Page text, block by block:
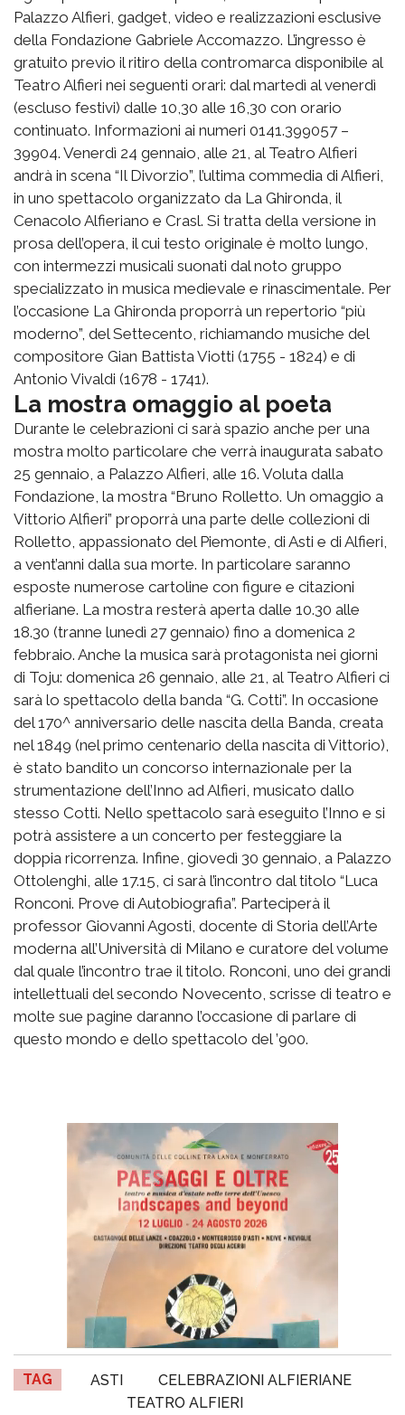
Palazzo Alfieri, gadget, video e realizzazioni esclusive
della Fondazione Gabriele Accomazzo. L’ingresso è
gratuito previo il ritiro della contromarca disponibile al
Teatro Alfieri nei seguenti orari: dal martedì al venerdì
(escluso festivi) dalle 10,30 alle 16,30 con orario
continuato. Informazioni ai numeri 0141.399057 –
39904. Venerdì 24 gennaio, alle 21, al Teatro Alfieri
andrà in scena “Il Divorzio”, l’ultima commedia di Alfieri,
in uno spettacolo organizzato da La Ghironda, il
Cenacolo Alfieriano e Crasl. Si tratta della versione in
prosa dell’opera, il cui testo originale è molto lungo,
con intermezzi musicali suonati dal noto gruppo
specializzato in musica medievale e rinascimentale. Per
l’occasione La Ghironda proporrà un repertorio “più
moderno”, del Settecento, richiamando musiche del
compositore Gian Battista Viotti (1755 - 1824) e di
Antonio Vivaldi (1678 - 1741).
La mostra omaggio al poeta
Durante le celebrazioni ci sarà spazio anche per una
mostra molto particolare che verrà inaugurata sabato
25 gennaio, a Palazzo Alfieri, alle 16. Voluta dalla
Fondazione, la mostra “Bruno Rolletto. Un omaggio a
Vittorio Alfieri” proporrà una parte delle collezioni di
Rolletto, appassionato del Piemonte, di Asti e di Alfieri,
a vent’anni dalla sua morte. In particolare saranno
esposte numerose cartoline con figure e citazioni
alfieriane. La mostra resterà aperta dalle 10.30 alle
18.30 (tranne lunedì 27 gennaio) fino a domenica 2
febbraio. Anche la musica sarà protagonista nei giorni
di Toju: domenica 26 gennaio, alle 21, al Teatro Alfieri ci
sarà lo spettacolo della banda “G. Cotti”. In occasione
del 170^ anniversario delle nascita della Banda, creata
nel 1849 (nel primo centenario della nascita di Vittorio),
è stato bandito un concorso internazionale per la
strumentazione dell’Inno ad Alfieri, musicato dallo
stesso Cotti. Nello spettacolo sarà eseguito l’Inno e si
potrà assistere a un concerto per festeggiare la
doppia ricorrenza. Infine, giovedì 30 gennaio, a Palazzo
Ottolenghi, alle 17.15, ci sarà l’incontro dal titolo “Luca
Ronconi. Prove di Autobiografia”. Parteciperà il
professor Giovanni Agosti, docente di Storia dell’Arte
moderna all’Università di Milano e curatore del volume
dal quale l’incontro trae il titolo. Ronconi, uno dei grandi
intellettuali del secondo Novecento, scrisse di teatro e
molte sue pagine daranno l’occasione di parlare di
questo mondo e dello spettacolo del ’900.
TAG ASTI
CELEBRAZIONI ALFIERIANE
TEATRO ALFIERI